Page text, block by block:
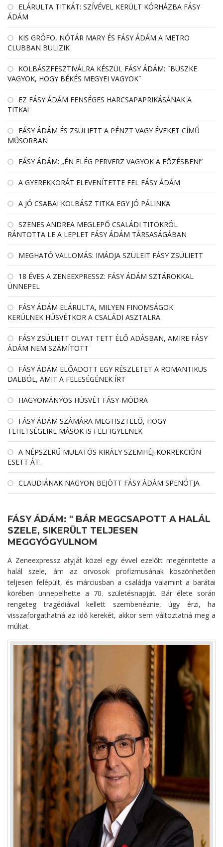
EL­ÁRULTA TIT­KÁT: SZÍ­VÉ­VEL KE­RÜLT KÓR­HÁZBA FÁSY
ÁDÁM
KIS GRÓFO, NÓTÁR MARY ÉS FÁSY ÁDÁM A METRO
CLUBBAN BULIZIK
KOLBÁSZFESZTIVÁLRA KÉSZÜL FÁSY ÁDÁM: ˝BÜSZKE
VAGYOK, HOGY BÉKÉS MEGYEI VAGYOK˝
EZ FÁSY ÁDÁM FENSÉGES HARCSAPAPRIKÁSÁNAK A
TITKA!
FÁSY ÁDÁM ÉS ZSÜLIETT A PÉNZT VAGY ÉVEKET CÍMŰ
MŰSORBAN
FÁSY ÁDÁM: „ÉN ELÉG PERVERZ VAGYOK A FŐZÉSBEN!”
A GYEREKKORÁT ELEVENÍTETTE FEL FÁSY ÁDÁM
A JÓ CSABAI KOLBÁSZ TITKA EGY JÓ PÁLINKA
SZENES ANDREA MEGLEPŐ CSALÁDI TITOKRÓL
RÁNTOTTA LE A LEPLET FÁSY ÁDÁM TÁRSASÁGÁBAN
MEGHATÓ VALLOMÁS: IMÁDJA SZÜLEIT FÁSY ZSÜLIETT
18 ÉVES A ZENEEXPRESSZ: FÁSY ÁDÁM SZTÁROKKAL
ÜNNEPEL
FÁSY ÁDÁM ELÁRULTA, MILYEN FINOMSÁGOK
KERÜLNEK HÚSVÉTKOR A CSALÁDI ASZTALRA
FÁSY ZSÜLIETT OLYAT TETT ÉLŐ ADÁSBAN, AMIRE FÁSY
ÁDÁM NEM SZÁMÍTOTT
FÁSY ÁDÁM ELŐADOTT EGY RÉSZLETET A ROMANTIKUS
DALBÓL, AMIT A FELESÉGÉNEK ÍRT
HAGYOMÁNYOS HÚSVÉT FÁSY-MÓDRA
FÁSY ÁDÁM SZÁMÁRA MEGTISZTELŐ, HOGY
TEHETSÉGEIRE MÁSOK IS FELFIGYELNEK
A NÉPSZERŰ MULATÓS KIRÁLY SZEMHÉJ-KORREKCIÓN
ESETT ÁT.
CLAUDIÁNAK NAGYON BEJÖTT FÁSY ÁDÁM SPENÓTJA
FÁSY ÁDÁM: " BÁR MEGCSAPOTT A HALÁL
SZELE, SIKERÜLT TELJESEN
MEGGYÓGYULNOM
A Zeneexpressz atyját közel egy évvel ezelőtt megérintette a
halál szele, ám az orvosok profizmusának köszönhetően
teljesen felépült, és márciusban a családja valamint a barátai
körében ünnepelhette a 70. születésnapját. Bár élete során
rengeteg tragédiával kellett szembenéznie, úgy érzi, ha
visszaforgathatná az idő kerekét, akkor sem változtatná meg a
múltat.